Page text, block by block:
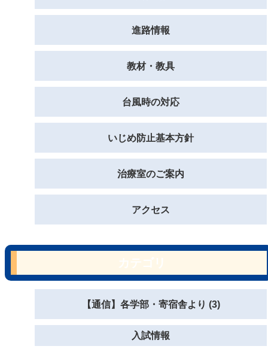
進路情報
教材・教具
台風時の対応
いじめ防止基本方針
治療室のご案内
アクセス
【通信】各学部・寄宿舎より (3)
入試情報